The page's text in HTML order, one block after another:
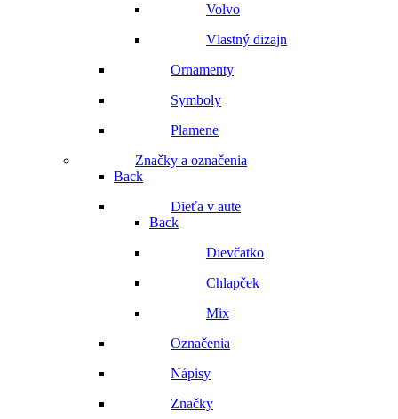
Volvo
Vlastný dizajn
Ornamenty
Symboly
Plamene
Značky a označenia
Back
Dieťa v aute
Back
Dievčatko
Chlapček
Mix
Označenia
Nápisy
Značky